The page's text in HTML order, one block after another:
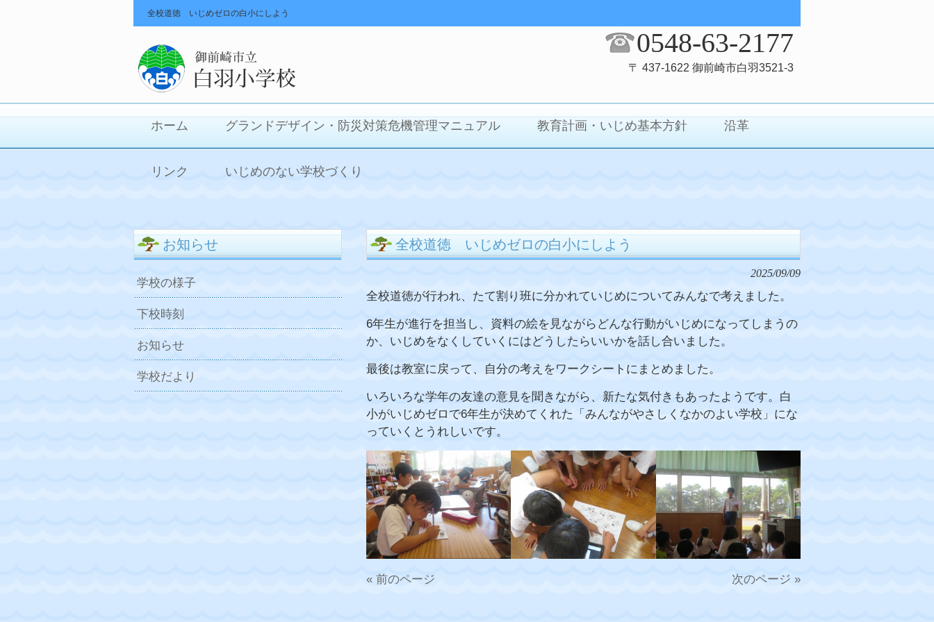
全校道徳 いじめゼロの白小にしよう
0548-63-2177
〒 437-1622 御前崎市白羽3521-3
ホーム グランドデザイン・防災対策危機管理マニュアル 教育計画・いじめ基本方針 沿革
リンク いじめのない学校づくり
全校道徳 いじめゼロの白小にしよう
2025/09/09
全校道徳が行われ、たて割り班に分かれていじめについてみんなで考えました。
6年生が進行を担当し、資料の絵を見ながらどんな行動がいじめになってしまうの
か、いじめをなくしていくにはどうしたらいいかを話し合いました。
最後は教室に戻って、自分の考えをワークシートにまとめました。
いろいろな学年の友達の意見を聞きながら、新たな気付きもあったようです。白
小がいじめゼロで6年生が決めてくれた「みんながやさしくなかのよい学校」にな
っていくとうれしいです。
« 前のページ 次のページ »
お知らせ
学校の様子
下校時刻
お知らせ
学校だより